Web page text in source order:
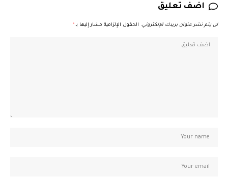
اضف تعليق
لن يتم نشر عنوان بريدك الإلكتروني. الحقول الإلزامية مشار إليها بـ *